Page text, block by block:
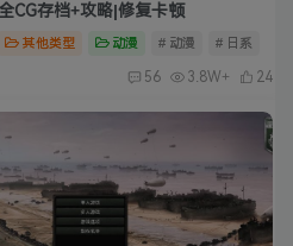
CG存档+攻略|修复卡顿
其他类型 动漫 # 动漫 # 日系
56 3.8W+ 24